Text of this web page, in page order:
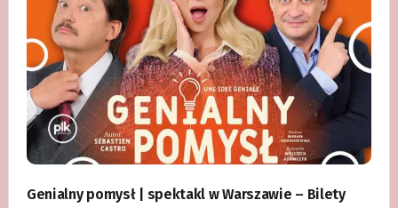
Genialny pomysł | spektakl w Warszawie – Bilety